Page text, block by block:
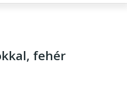
, fehér